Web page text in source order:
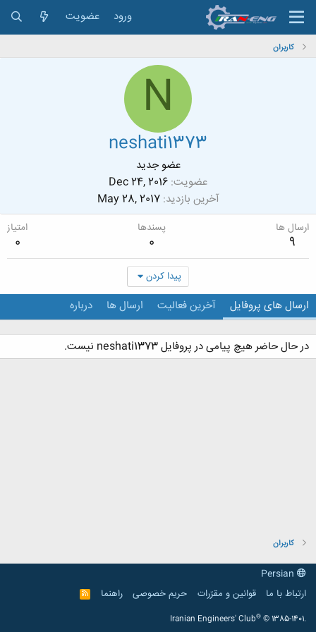
ورود عضویت
کاربران
N
neshati1373
عضو جدید
عضویت Dec 24, 2016
آخرین بازدید May 28, 2017
ارسال ها
9
پسندها
0
امتیاز
0
پیدا کردن
ارسال های پروفایل آخرین فعالیت ارسال ها درباره
در حال حاضر هیچ پیامی در پروفایل neshati1373 نیست.
کاربران
ارتباط با ما
قوانین و مقرّرات حریم خصوصی راهنما
R
S
Iranian Engineers' Club® © 1385-1401.